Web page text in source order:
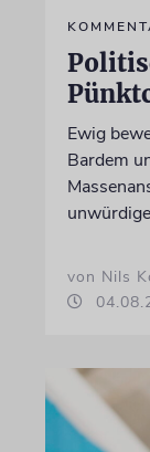
Ewig
Bardem
von Nils